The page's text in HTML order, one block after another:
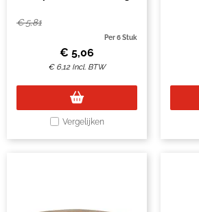
€5,81
Per 6 Stuk
€ 5,06
€ 6,12 Incl. BTW
Vergelijken